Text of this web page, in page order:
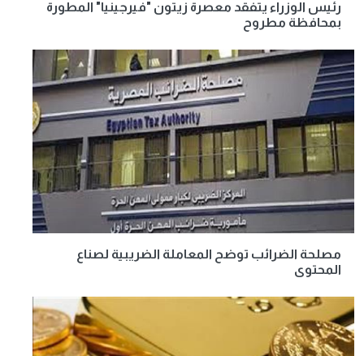
رئيس الوزراء يتفقد معصرة زيتون "فيرجينيا" المطورة
بمحافظة مطروح
مصلحة الضرائب توضح المعاملة الضريبية لصناع
المحتوى